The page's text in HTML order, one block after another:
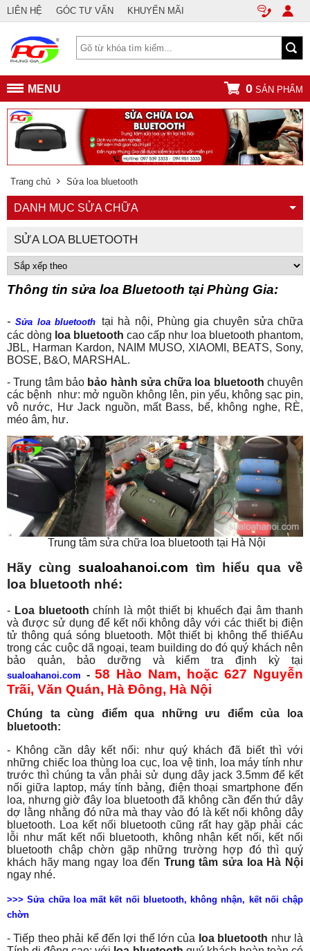
LIÊN HỆ GÓC TƯ VẤN KHUYẾN MÃI
MENU 0 SẢN PHẨM
Trang chủ Sửa loa bluetooth
DANH MỤC SỬA CHỮA
SỬA LOA BLUETOOTH
Thông tin sửa loa Bluetooth tại Phùng Gia:
- Sửa loa bluetooth
tại hà nội, Phùng gia chuyên sửa chữa
các dòng loa bluetooth cao cấp như loa bluetooth phantom,
JBL, Harman Kardon, NAIM MUSO, XIAOMI, BEATS, Sony,
BOSE, B&O, MARSHAL.
- Trung tâm bảo bảo hành sửa chữa loa bluetooth chuyên
các bệnh như: mở nguồn không lên, pin yếu, không sạc pin,
vô nước, Hư Jack nguồn, mất Bass, bể, không nghe, RÈ,
méo âm, hư.
Trung tâmsửa chữa loa bluetooth tại Hà Nội
Hãy cùngsualoahanoi.com tìm hiểu qua về
loa bluetooth nhé:
- Loa bluetooth chính là một thiết bị khuếch đại âm thanh
và được sử dụng để kết nối không dây với các thiết bị điện
tử thông quá sóng bluetooth. Một thiết bị không thể thiếAu
trong các cuộc dã ngoại, team building do đó quý khách nên
bảo quản, bảo dưỡng và kiểm tra định kỳ tại
sualoahanoi.com -58 Hào Nam, hoặc 627 Nguyễn
Trãi, Văn Quán, Hà Đông, Hà Nội
Chúng ta cùng điểm qua những ưu điểm của loa
bluetooth:
- Không cần dây kết nối: như quý khách đã biết thì với
những chiếc loa thùng loa cục, loa vệ tinh, loa máy tính như
trước thì chúng ta vẫn phải sử dụng dây jack 3.5mm để kết
nối giữa laptop, máy tính bảng, điện thoại smartphone đến
loa, nhưng giờ đây loa bluetooth đã không cần đến thứ dây
dợ lằng nhằng đó nữa mà thay vào đó là kết nối không dây
bluetooth. Loa kết nối bluetooth cũng rất hay gặp phải các
lỗi như mất kết nối bluetooth, không nhận kết nối, kết nối
bluetooth chập chờn gặp những trường hợp đó thì quý
khách hãy mang ngay loa đến Trung tâm sửa loa Hà Nội
ngay nhé.
>>> Sửa chữa loa mất kết nối bluetooth, không nhận, kết nối chập
chờn
- Tiếp theo phải kể đến lợi thế lớn của loa bluetooth như là